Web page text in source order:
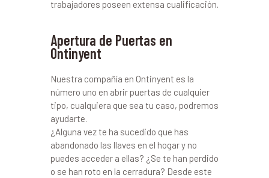
trabajadores poseen extensa cualificación.
Apertura de Puertas en
Ontinyent
Nuestra compañía en Ontinyent es la
número uno en abrir puertas de cualquier
tipo, cualquiera que sea tu caso, podremos
ayudarte.
¿Alguna vez te ha sucedido que has
abandonado las llaves en el hogar y no
puedes acceder a ellas? ¿Se te han perdido
o se han roto en la cerradura? Desde este